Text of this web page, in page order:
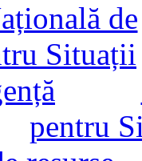
pentru